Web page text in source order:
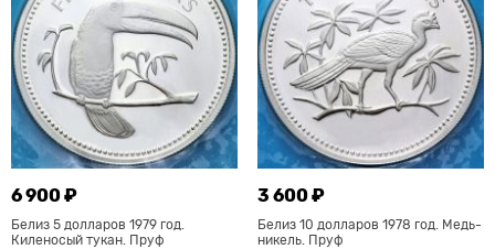
6 900 ₽
Белиз 5 долларов 1979 год.
Киленосый тукан. Пруф
3 600 ₽
Белиз 10 долларов 1978 год. Медь-
никель. Пруф